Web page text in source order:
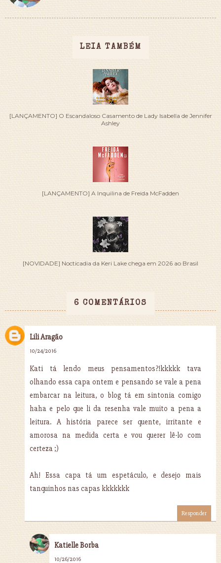
LEIA TAMBÉM
[LANÇAMENTO] O Escandaloso Casamento de Lady Isabella de Jennifer
Ashley
[LANÇAMENTO] A Inquilina de Freida McFadden
[NOVIDADE] Nocticadia da Keri Lake chega em 2026 ao Brasil
6 COMENTÁRIOS
Lili Aragão
10/24/2016
Kati tá lendo meus pensamentos?!kkkkk tava
olhando essa capa ontem e pensando se vale a pena
embarcar na leitura, o blog tá em sintonia comigo
haha e pelo que li da resenha vale muito a pena a
leitura. A história parece ser quente, irritante e
amorosa na medida certa e vou querer lê-lo com
certeza ;)
Ah! Essa capa tá um espetáculo, e desejo mais
tanquinhos nas capas kkkkkkk
Responder
Katielle Borba
10/26/2016